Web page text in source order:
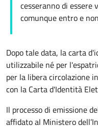
cesseranno di essere
comunque entro e
Dopo tale data, la carta
utilizzabile né per
per la libera circolazione
con la Carta d'Identità
Il processo di emissione
affidato al Ministero